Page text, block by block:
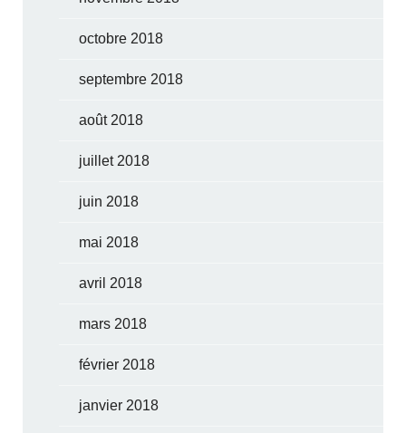
octobre 2018
septembre 2018
août 2018
juillet 2018
juin 2018
mai 2018
avril 2018
mars 2018
février 2018
janvier 2018